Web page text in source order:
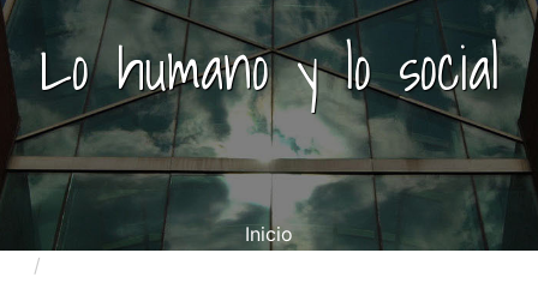
Lo humano y lo social
Inicio